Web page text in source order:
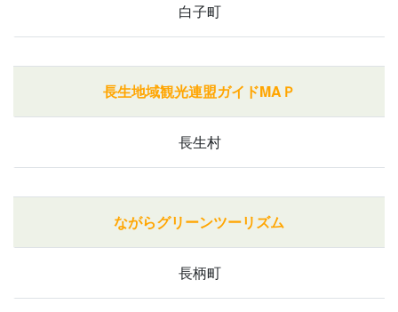
白子町
長生地域観光連盟ガイドMAＰ
長生村
ながらグリーンツーリズム
長柄町